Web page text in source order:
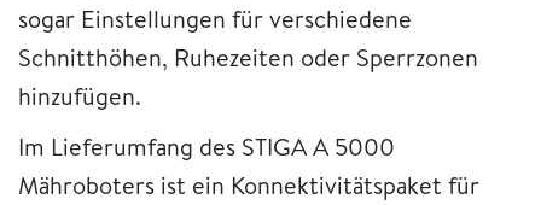
sogar Einstellungen für verschiedene
Schnitthöhen, Ruhezeiten oder Sperrzonen
hinzufügen.
Im Lieferumfang des STIGA A 5000
Mähroboters ist ein Konnektivitätspaket für